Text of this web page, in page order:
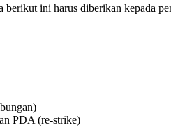
berikut ini harus diberikan
PDA (re-strike)